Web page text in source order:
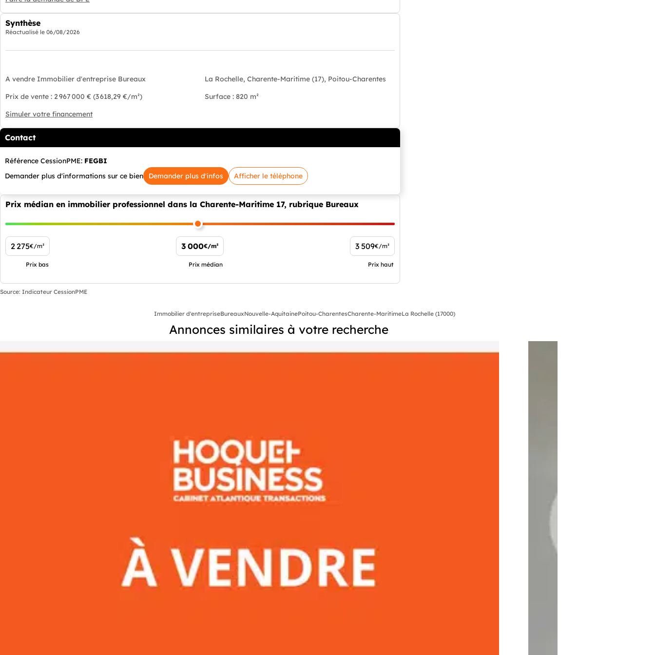
Synthèse
Réactualisé le 06/08/2026
A vendre Immobilier d'entreprise Bureaux
La Rochelle, Charente-Maritime (17), Poitou-Charentes
Prix de vente : 2 967 000 € (3 618,29 €/m²)
Surface : 820 m²
Simuler votre financement
Contact
Référence CessionPME: FEGBI
Demander plus d'informations sur ce bien
Demander plus d'infos Afficher le téléphone
Prix médian en immobilier professionnel dans la Charente-Maritime 17, rubrique Bureaux
2 275€/m²
Prix bas
3 000€/m²
Prix médian
3 509€/m²
Prix haut
Source: Indicateur CessionPME
Immobilier d'entrepriseBureauxNouvelle-AquitainePoitou-CharentesCharente-MaritimeLa Rochelle (17000)
Annonces similaires à votre recherche